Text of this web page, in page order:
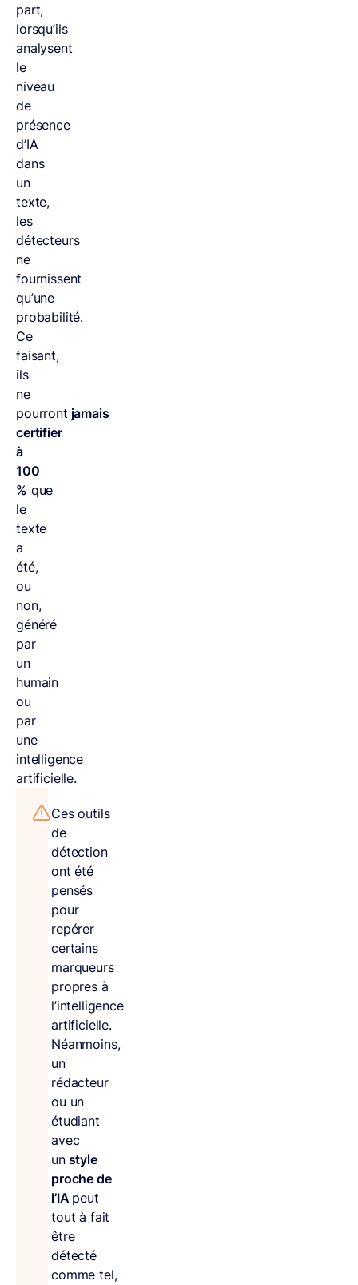
part,
lorsqu’ils
analysent
le
niveau
de
présence
d’IA
dans
un
texte,
les
détecteurs
ne
fournissent
qu’une
probabilité.
Ce
faisant,
ils
ne
pourront jamais
certifier
à
100
% que
le
texte
a
été,
ou
non,
généré
par
un
humain
ou
par
une
intelligence
artificielle.
Ces outils
de
détection
ont été
pensés
pour
repérer
certains
marqueurs
propres à
l’intelligence
artificielle.
Néanmoins,
un
rédacteur
ou un
étudiant
avec
unstyle
proche de
l’IA peut
tout à fait
être
détecté
comme tel,